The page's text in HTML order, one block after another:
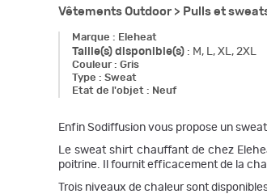
Vêtements Outdoor > Pulls et
Marque : Eleheat
Taille(s) disponible(s) : M, L, XL, 2XL
Couleur: Gris
Type : Sweat
Etat de l'objet : Neuf
Enfin Sodiffusion vous propose un
Le sweat shirt chauffant de chez
poitrine. Il fournit efficacement de la
Trois niveaux de chaleur sont